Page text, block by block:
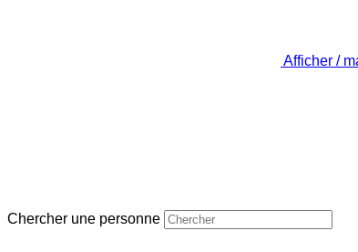
Afficher /
Chercher une personne